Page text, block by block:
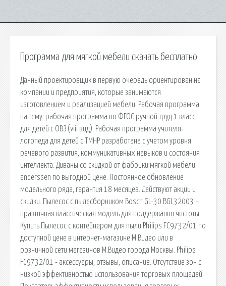
Программа для мягкой мебели скачать бесплатно
Данный проектировщик в первую очередь ориентирован на
компании и предприятия, которые занимаются
изготовлением и реализацией мебели. Рабочая программа
на тему: рабочая программа по ФГОС ручной труд 1 класс
для детей с ОВЗ (viii вид). Рабочая программа учителя-
логопеда для детей с ТМНР разработана с учетом уровня
речевого развития, коммуникативных навыков и состояния
интеллекта. Диваны со скидкой от фабрики мягкой мебели
anderssen по выгодной цене. Постоянное обновление
модельного ряда, гарантия 18 месяцев. Действуют акции и
скидки. Пылесос с пылесборником Bosch GL-30 BGL32003 –
практичная классическая модель для поддержания чистоты.
Купить Пылесос с контейнером для пыли Philips FC9732/01 по
доступной цене в интернет-магазине М.Видео или в
розничной сети магазинов М.Видео города Москвы. Philips
FC9732/01 - аксессуары, отзывы, описание. Отсутствие зон с
низкой эффективностью использования торговых площадей.